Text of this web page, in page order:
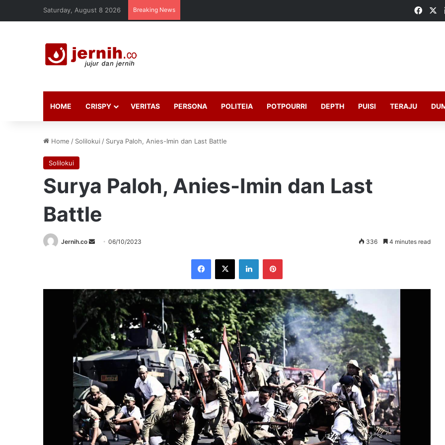
Saturday, August 8 2026 Breaking News
HOME CRISPY VERITAS PERSONA POLITEIA POTPOURRI DEPTH PUISI TERAJU
Home / Solilokui / Surya Paloh, Anies-Imin dan Last Battle
Solilokui
Surya Paloh, Anies-Imin dan Last
Battle
Jernih.co
Send06/10/2023 336 4 minutes read
Facebook
X LinkedInPinterest